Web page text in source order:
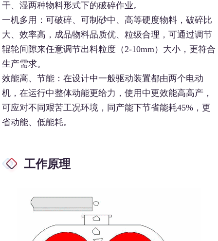
干、湿两种物料形式下的破碎作业。
一机多用：可破碎、可制砂中、高等硬度物料，破碎比
大、效率高，成品物料品质优、粒级合理，可通过调节
辊轮间隙来任意调节出料粒度（2-10mm）大小，更符合
生产需求。
效能高、节能：在设计中一般驱动装置都由两个电动
机，在运行中整体动能更给力，使用中更效能高高产，
可应对不同艰苦工况环境，同产能下节省能耗45%，更
省动能、低能耗。
工作原理